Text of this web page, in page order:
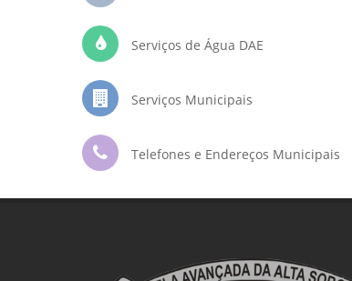
Serviços de Água DAE
Serviços Municipais
Telefones e Endereços Municipais